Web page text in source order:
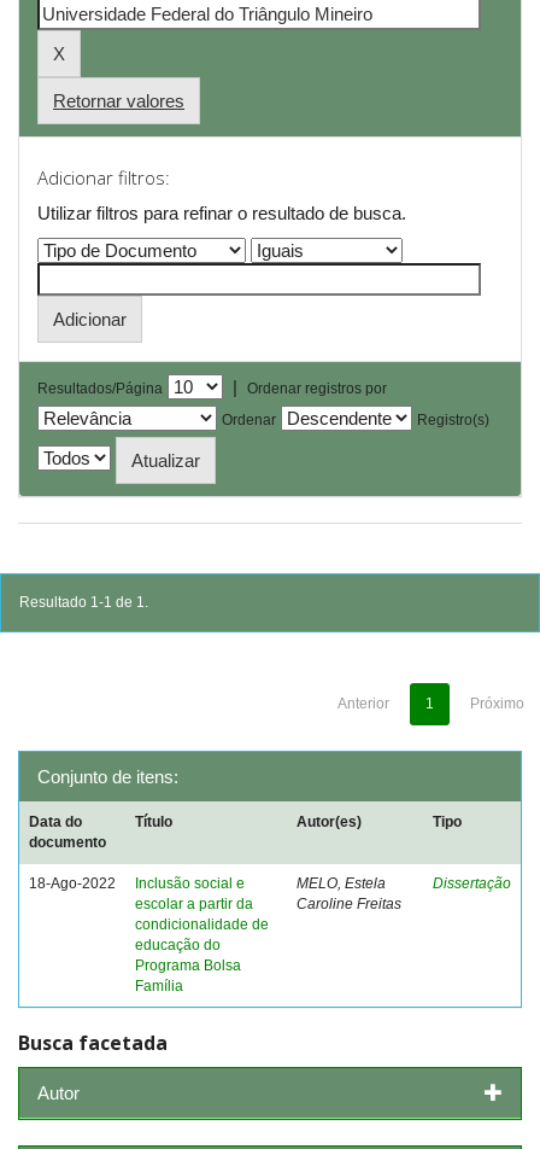
Retornar valores
Adicionar filtros:
Utilizar filtros para refinar o resultado de busca.
Resultados/Página |
Ordenar registros por
Ordenar
Registro(s)
Resultado 1-1 de 1.
Anterior 1 Próximo
Conjunto de itens:
Data do
documento
Título Autor(es) Tipo
18-Ago-2022
Inclusão social e
escolar a partir da
condicionalidade de
educação do
Programa Bolsa
Família
MELO, Estela
Caroline Freitas
Dissertação
Busca facetada
Autor